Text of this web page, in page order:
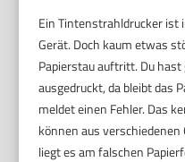
Ein Tintenstrahldrucker ist
Gerät. Doch kaum etwas
Papierstau auftritt. Du
ausgedruckt, da bleibt das
meldet einen Fehler. Das
können aus
liegt es am falschen